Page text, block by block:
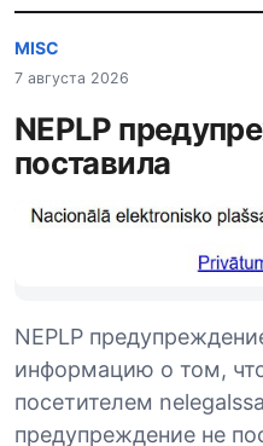
MISC
7 августа 2026
NEPLP
поставила
NEPLP
информацию о том,
посетителем
предупреждение не